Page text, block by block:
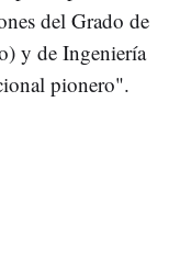
del Grado de
y de Ingeniería
pionero".